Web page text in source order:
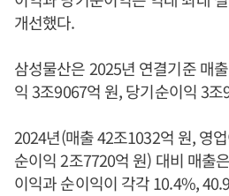
개선했다.
삼성물산은 2025년 연결기준 매
익 3조9067억 원, 당기순이익 3
2024년(매출 42조1032억 원, 영
순이익 2조7720억 원) 대비 매출
이익과 순이익이 각각 10.4%,